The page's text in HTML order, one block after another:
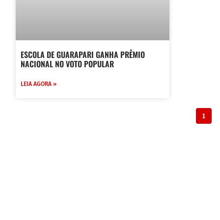
ESCOLA DE GUARAPARI GANHA PRÊMIO
NACIONAL NO VOTO POPULAR
LEIA AGORA »
1